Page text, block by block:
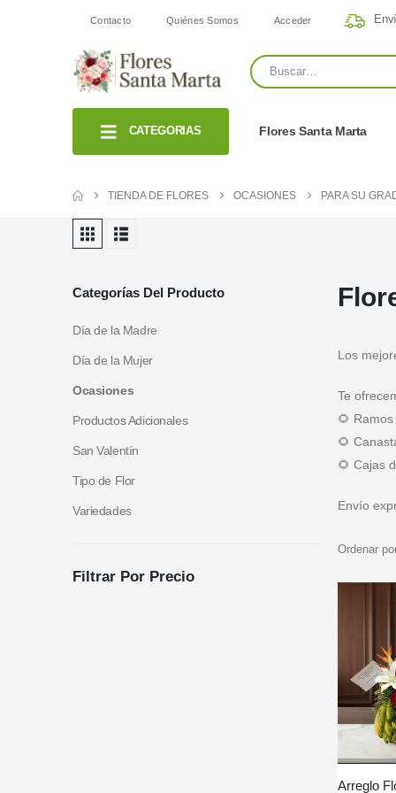
Contacto Quiénes Somos Acceder
CATEGORIAS Flores Santa Marta
TIENDA DE FLORES OCASIONES PARA SU
Los
Te
🌻
🌻
🌻 Cajas
Envío
Ordenar
Categorías Del Producto
Día de la Madre
Día de la Mujer
Ocasiones
Productos Adicionales
San Valentín
Tipo de Flor
Variedades
Filtrar Por Precio